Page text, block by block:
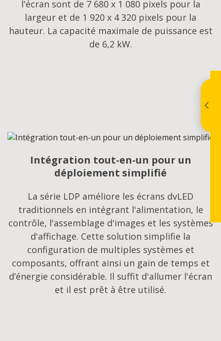
l'écran sont de 7 680 x 1 080 pixels pour la
largeur et de 1 920 x 4 320 pixels pour la
hauteur. La capacité maximale de puissance est
de 6,2 kW.
Intégration tout-en-un pour un
déploiement simplifié
La série LDP améliore les écrans dvLED
traditionnels en intégrant l'alimentation, le
contrôle, l'assemblage d'images et les systèmes
d'affichage. Cette solution simplifie la
configuration de multiples systèmes et
composants, offrant ainsi un gain de temps et
d’énergie considérable. Il suffit d'allumer l'écran
et il est prêt à être utilisé.